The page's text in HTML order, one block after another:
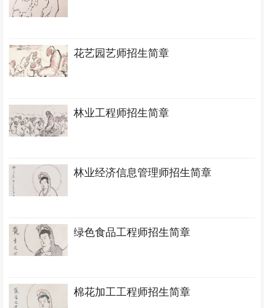
花艺园艺师招生简章
林业工程师招生简章
林业经济信息管理师招生简章
绿色食品工程师招生简章
棉花加工工程师招生简章